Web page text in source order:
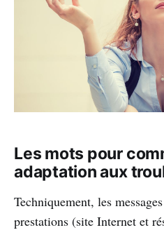
Les mots pour
adaptation aux
Techniquement, les
prestations (site Internet et